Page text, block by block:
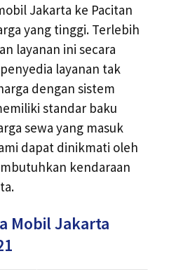
Jakarta ke Pacitan
yang tinggi. Terlebih
layanan ini secara
layanan tak
dengan sistem
standar baku
sewa yang masuk
dapat dinikmati oleh
kendaraan
Mobil Jakarta